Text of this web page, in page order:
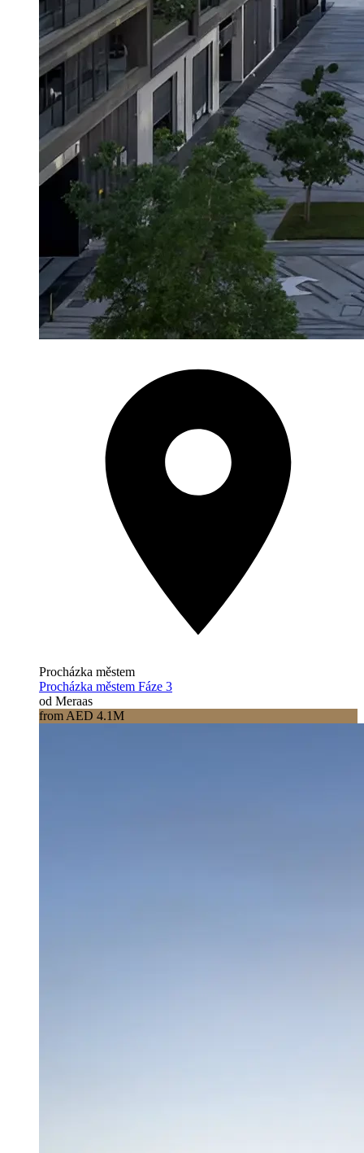
Procházka městem
Procházka městem Fáze 3
od Meraas
from AED 4.1M